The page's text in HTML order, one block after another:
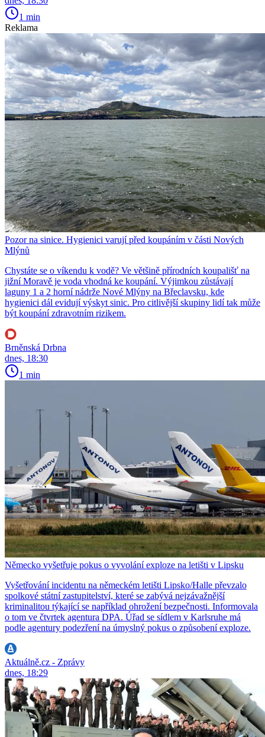
1 min
Reklama
Pozor na sinice. Hygienici varují před koupáním v části Nových
Mlýnů
Chystáte se o víkendu k vodě? Ve většině přírodních koupališť na
jižní Moravě je voda vhodná ke koupání. Výjimkou zůstávají
laguny 1 a 2 horní nádrže Nové Mlýny na Břeclavsku, kde
hygienici dál evidují výskyt sinic. Pro citlivější skupiny lidí tak může
být koupání zdravotním rizikem.
Brněnská Drbna
dnes, 18:30
1 min
Německo vyšetřuje pokus o vyvolání exploze na letišti v Lipsku
Vyšetřování incidentu na německém letišti Lipsko/Halle převzalo
spolkové státní zastupitelství, které se zabývá nejzávažnější
kriminalitou týkající se například ohrožení bezpečnosti. Informovala
o tom ve čtvrtek agentura DPA. Úřad se sídlem v Karlsruhe má
podle agentury podezření na úmyslný pokus o způsobení exploze.
Aktuálně.cz - Zprávy
dnes, 18:29